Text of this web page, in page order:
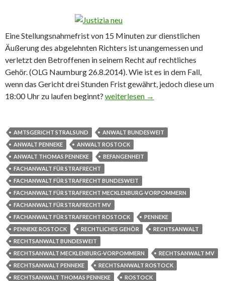
Eine Stellungsnahmefrist von 15 Minuten zur dienstlichen
Äußerung des abgelehnten Richters ist unangemessen und
verletzt den Betroffenen in seinem Recht auf rechtliches
Gehör. (OLG Naumburg 26.8.2014). Wie ist es in dem Fall,
wenn das Gericht drei Stunden Frist gewährt, jedoch diese um
18:00 Uhr zu laufen beginnt? Anspruch auf rechtliches Gehör
weiterlesen →
AMTSGERICHT STRALSUND
ANWALT BUNDESWEIT
ANWALT PENNEKE
ANWALT ROSTOCK
ANWALT THOMAS PENNEKE
BEFANGENHEIT
FACHANWALT FÜR STRAFRECHT
FACHANWALT FÜR STRAFRECHT BUNDESWEIT
FACHANWALT FÜR STRAFRECHT MECKLENBURG-VORPOMMERN
FACHANWALT FÜR STRAFRECHT MV
FACHANWALT FÜR STRAFRECHT ROSTOCK
PENNEKE
PENNEKE ROSTOCK
RECHTLICHES GEHÖR
RECHTSANWALT
RECHTSANWALT BUNDESWEIT
RECHTSANWALT MECKLENBURG-VORPOMMERN
RECHTSANWALT MV
RECHTSANWALT PENNEKE
RECHTSANWALT ROSTOCK
RECHTSANWALT THOMAS PENNEKE
ROSTOCK